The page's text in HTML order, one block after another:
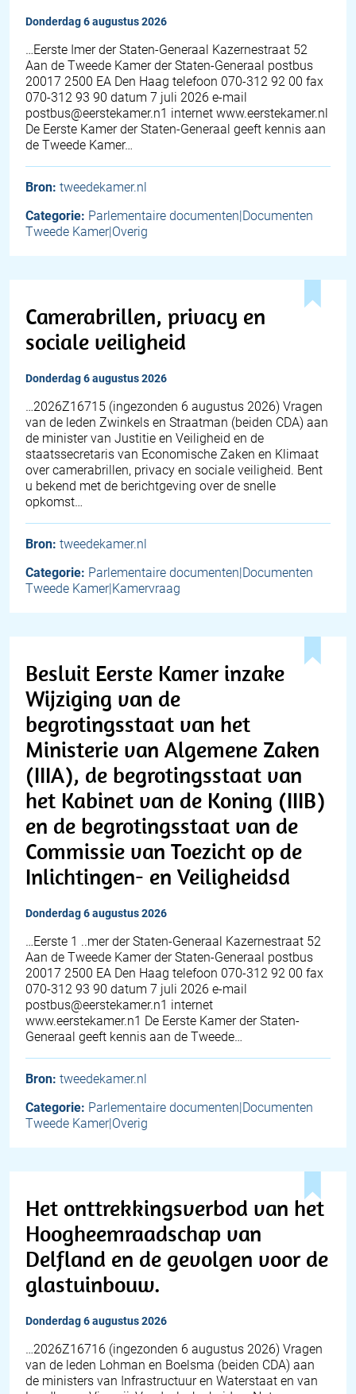
donderdag 6 augustus 2026
…Eerste Imer der Staten-Generaal Kazernestraat 52
Aan de Tweede Kamer der Staten-Generaal postbus
20017 2500 EA Den Haag telefoon 070-312 92 00 fax
070-312 93 90 datum 7 juli 2026 e-mail
postbus@eerstekamer.n1 internet www.eerstekamer.nl
De Eerste Kamer der Staten-Generaal geeft kennis aan
de Tweede Kamer…
Bron: tweedekamer.nl
Categorie: Parlementaire documenten|Documenten
Tweede Kamer|Overig
Camerabrillen, privacy en
sociale veiligheid
donderdag 6 augustus 2026
… 2026Z16715 (ingezonden 6 augustus 2026) Vragen
van de leden Zwinkels en Straatman (beiden CDA) aan
de minister van Justitie en Veiligheid en de
staatssecretaris van Economische Zaken en Klimaat
over camerabrillen, privacy en sociale veiligheid. Bent
u bekend met de berichtgeving over de snelle
opkomst…
Bron: tweedekamer.nl
Categorie: Parlementaire documenten|Documenten
Tweede Kamer|Kamervraag
Besluit Eerste Kamer inzake
Wijziging van de
begrotingsstaat van het
Ministerie van Algemene Zaken
(IIIA), de begrotingsstaat van
het Kabinet van de Koning (IIIB)
en de begrotingsstaat van de
Commissie van Toezicht op de
Inlichtingen- en Veiligheidsd
donderdag 6 augustus 2026
…Eerste 1 ..mer der Staten-Generaal Kazernestraat 52
Aan de Tweede Kamer der Staten-Generaal postbus
20017 2500 EA Den Haag telefoon 070-312 92 00 fax
070-312 93 90 datum 7 juli 2026 e-mail
postbus@eerstekamer.n1 internet
www.eerstekamer.n1 De Eerste Kamer der Staten-
Generaal geeft kennis aan de Tweede…
Bron: tweedekamer.nl
Categorie: Parlementaire documenten|Documenten
Tweede Kamer|Overig
Het onttrekkingsverbod van het
Hoogheemraadschap van
Delfland en de gevolgen voor de
glastuinbouw.
donderdag 6 augustus 2026
… 2026Z16716 (ingezonden 6 augustus 2026) Vragen
van de leden Lohman en Boelsma (beiden CDA) aan
de ministers van Infrastructuur en Waterstaat en van